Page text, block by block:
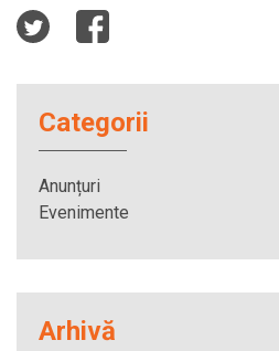
Categorii
Anunțuri
Evenimente
Arhivă